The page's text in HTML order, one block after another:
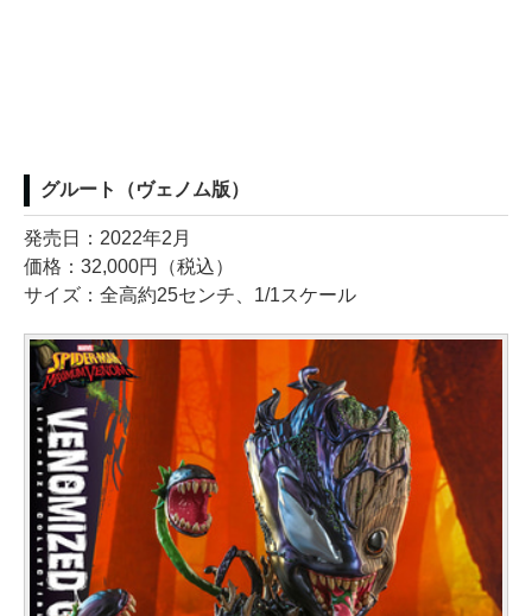
グルート（ヴェノム版）
発売日：2022年2月
価格：32,000円（税込）
サイズ：全高約25センチ、1/1スケール